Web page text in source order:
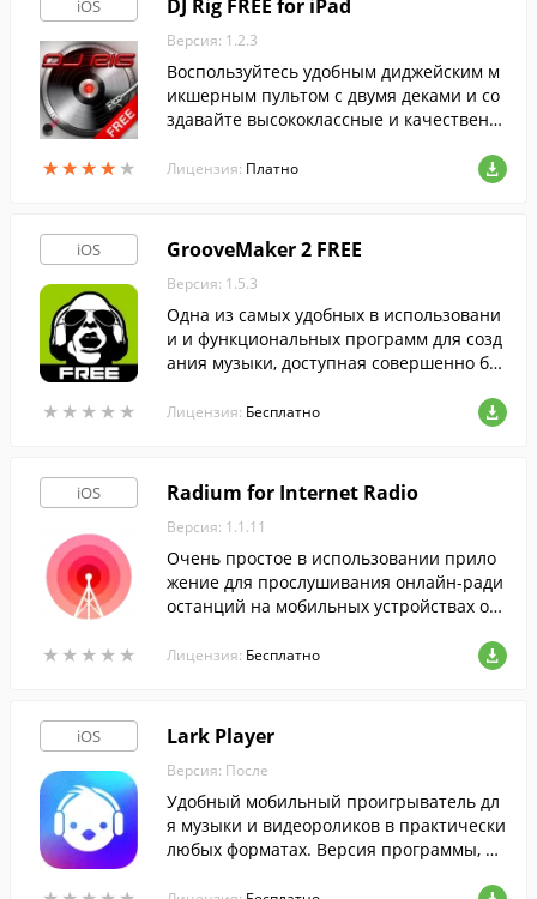
iOS
★★★★ ★
★★★★ ★
DJ Rig FREE for iPad
Версия: 1.2.3
Воспользуйтесь удобным диджейским м
икшерным пультом с двумя деками и со
здавайте высококлассные и качественн
тве.
Лицензия: Платно
iOS
★ ★ ★ ★ ★
★ ★ ★ ★ ★
GrooveMaker 2 FREE
Версия: 1.5.3
Одна из самых удобных в использовани
и и функциональных программ для созд
ания музыки, доступная совершенно бес
Лицензия: Бесплатно
iOS
★ ★ ★ ★ ★
★ ★ ★ ★ ★
Radium for Internet Radio
Версия: 1.1.11
Очень простое в использовании прило
жение для прослушивания онлайн-ради
останций на мобильных устройствах от
Лицензия: Бесплатно
iOS Lark Player
Версия: После
Удобный мобильный проигрыватель дл
я музыки и видеороликов в практически
любых форматах. Версия программы, пр